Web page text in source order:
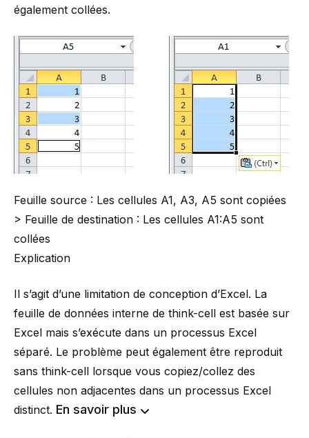
également collées.
Feuille source : Les cellules A1, A3, A5 sont copiées
> Feuille de destination : Les cellules A1:A5 sont
collées
Explication
Il s’agit d’une limitation de conception d’Excel. La
feuille de données interne de think-cell est basée sur
Excel mais s’exécute dans un processus Excel
séparé. Le problème peut également être reproduit
sans think-cell lorsque vous copiez/collez des
cellules non adjacentes dans un processus Excel
distinct. En savoir plus